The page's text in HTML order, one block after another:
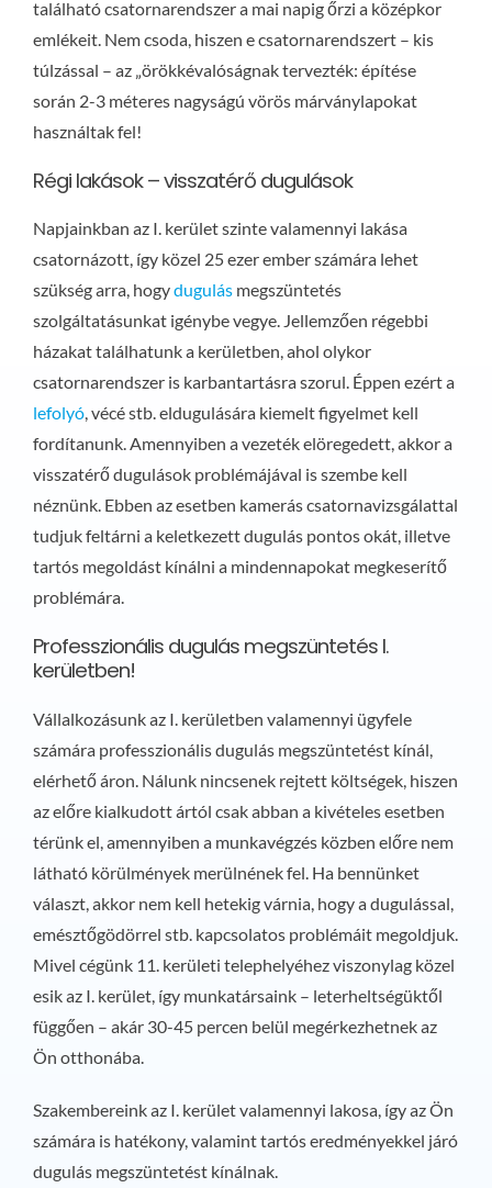
található csatornarendszer a mai napig őrzi a középkor
emlékeit. Nem csoda, hiszen e csatornarendszert – kis
túlzással – az „örökkévalóságnak tervezték: építése
során 2-3 méteres nagyságú vörös márványlapokat
használtak fel!
Régi lakások – visszatérő dugulások
Napjainkban az I. kerület szinte valamennyi lakása
csatornázott, így közel 25 ezer ember számára lehet
szükség arra, hogydugulásmegszüntetés
szolgáltatásunkat igénybe vegye. Jellemzően régebbi
házakat találhatunk a kerületben, ahol olykor
csatornarendszer is karbantartásra szorul. Éppen ezért a
lefolyó, vécé stb. eldugulására kiemelt figyelmet kell
fordítanunk. Amennyiben a vezeték elöregedett, akkor a
visszatérő dugulások problémájával is szembe kell
néznünk. Ebben az esetben kamerás csatornavizsgálattal
tudjuk feltárni a keletkezett dugulás pontos okát, illetve
tartós megoldást kínálni a mindennapokat megkeserítő
problémára.
Professzionális dugulás megszüntetés I.
kerületben!
Vállalkozásunk az I. kerületben valamennyi ügyfele
számára professzionális dugulás megszüntetést kínál,
elérhető áron. Nálunk nincsenek rejtett költségek, hiszen
az előre kialkudott ártól csak abban a kivételes esetben
térünk el, amennyiben a munkavégzés közben előre nem
látható körülmények merülnének fel. Ha bennünket
választ, akkor nem kell hetekig várnia, hogy a dugulással,
emésztőgödörrel stb. kapcsolatos problémáit megoldjuk.
Mivel cégünk 11. kerületi telephelyéhez viszonylag közel
esik az I. kerület, így munkatársaink – leterheltségüktől
függően – akár 30-45 percen belül megérkezhetnek az
Ön otthonába.
Szakembereink az I. kerület valamennyi lakosa, így az Ön
számára is hatékony, valamint tartós eredményekkel járó
dugulás megszüntetést kínálnak.